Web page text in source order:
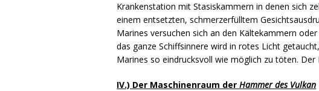
Krankenstation mit Stasiskammern in denen sich
einem entsetzten, schmerzerfülltem
Marines versuchen sich an den Kältekammern
das ganze Schiffsinnere wird in rotes Licht
Marines so eindrucksvoll wie möglich zu töten.
IV.) Der Maschinenraum derHammer des Vulkan